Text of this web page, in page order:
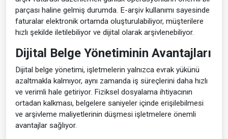
parçası haline gelmiş durumda. E-arşiv kullanımı sayesinde
faturalar elektronik ortamda oluşturulabiliyor, müşterilere
hızlı şekilde iletilebiliyor ve dijital olarak arşivlenebiliyor.
Dijital Belge Yönetiminin Avantajları
Dijital belge yönetimi, işletmelerin yalnızca evrak yükünü
azaltmakla kalmıyor, aynı zamanda iş süreçlerini daha hızlı
ve verimli hale getiriyor. Fiziksel dosyalama ihtiyacının
ortadan kalkması, belgelere saniyeler içinde erişilebilmesi
ve arşivleme maliyetlerinin düşmesi işletmelere önemli
avantajlar sağlıyor.